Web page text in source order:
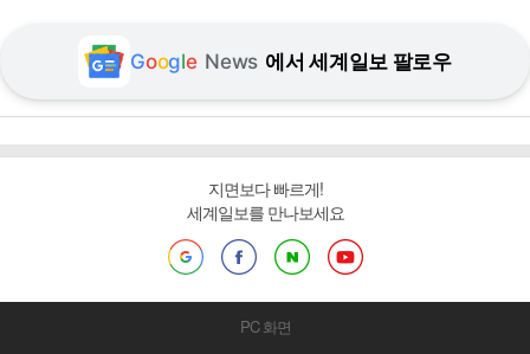
Google News 에서 세계일보 팔로우
지면보다 빠르게!
세계일보를 만나보세요
PC 화면